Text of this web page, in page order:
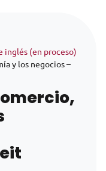
inglés (en proceso)
y los negocios –